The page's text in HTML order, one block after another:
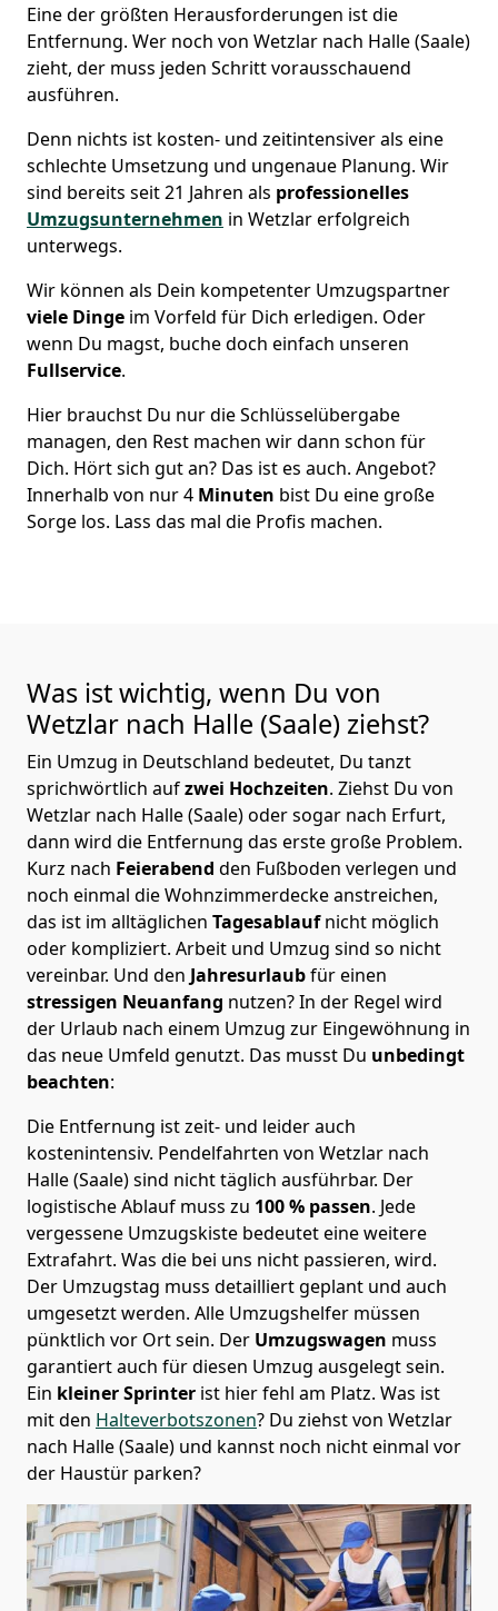
Eine der größten Herausforderungen ist die
Entfernung. Wer noch von Wetzlar nach Halle (Saale)
zieht, der muss jeden Schritt vorausschauend
ausführen.
Denn nichts ist kosten- und zeitintensiver als eine
schlechte Umsetzung und ungenaue Planung. Wir
sind bereits seit 21 Jahren als professionelles
Umzugsunternehmen in Wetzlar erfolgreich
unterwegs.
Wir können als Dein kompetenter Umzugspartner
viele Dinge im Vorfeld für Dich erledigen. Oder
wenn Du magst, buche doch einfach unseren
Fullservice.
Hier brauchst Du nur die Schlüsselübergabe
managen, den Rest machen wir dann schon für
Dich. Hört sich gut an? Das ist es auch. Angebot?
Innerhalb von nur 4 Minuten bist Du eine große
Sorge los. Lass das mal die Profis machen.
Was ist wichtig, wenn Du von
Wetzlar nach Halle (Saale) ziehst?
Ein Umzug in Deutschland bedeutet, Du tanzt
sprichwörtlich aufzwei Hochzeiten. Ziehst Du von
Wetzlar nach Halle (Saale) oder sogar nach Erfurt,
dann wird die Entfernung das erste große Problem.
Kurz nach Feierabend den Fußboden verlegen und
noch einmal die Wohnzimmerdecke anstreichen,
das ist im alltäglichen Tagesablaufnicht möglich
oder kompliziert. Arbeit und Umzug sind so nicht
vereinbar. Und den Jahresurlaubfür einen
stressigen Neuanfang nutzen? In der Regel wird
der Urlaub nach einem Umzug zur Eingewöhnung in
das neue Umfeld genutzt. Das musst Du unbedingt
beachten:
Die Entfernung ist zeit- und leider auch
kostenintensiv. Pendelfahrten von Wetzlar nach
Halle (Saale) sind nicht täglich ausführbar. Der
logistische Ablauf muss zu 100 % passen. Jede
vergessene Umzugskiste bedeutet eine weitere
Extrafahrt. Was die bei uns nicht passieren, wird.
Der Umzugstag muss detailliert geplant und auch
umgesetzt werden. Alle Umzugshelfer müssen
pünktlich vor Ort sein. Der Umzugswagen muss
garantiert auch für diesen Umzug ausgelegt sein.
Ein kleiner Sprinter ist hier fehl am Platz. Was ist
mit den Halteverbotszonen? Du ziehst von Wetzlar
nach Halle (Saale) und kannst noch nicht einmal vor
der Haustür parken?